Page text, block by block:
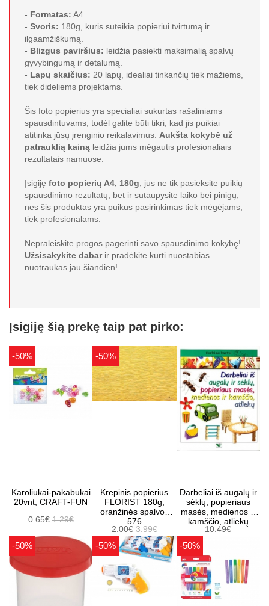
- Formatas: A4
- Svoris: 180g, kuris suteikia popieriui tvirtumą ir
ilgaamžiškumą.
- Blizgus paviršius: leidžia pasiekti maksimalią spalvų
gyvybingumą ir detalumą.
- Lapų skaičius: 20 lapų, idealiai tinkančių tiek mažiems,
tiek dideliems projektams.
Šis foto popierius yra specialiai sukurtas rašaliniams
spausdintuvams, todėl galite būti tikri, kad jis puikiai
atitinka jūsų įrenginio reikalavimus. Aukšta kokybė už
patrauklią kainą leidžia jums mėgautis profesionaliais
rezultatais namuose.
Įsigiję foto popierių A4, 180g , jūs ne tik pasieksite puikių
spausdinimo rezultatų, bet ir sutaupysite laiko bei pinigų,
nes šis produktas yra puikus pasirinkimas tiek mėgėjams,
tiek profesionalams.
Nepraleiskite progos pagerinti savo spausdinimo kokybę!
Užsisakykite dabarir pradėkite kurti nuostabias
nuotraukas jau šiandien!
Įsigiję šią prekę taip pat pirko:
-50%
Karoliukai-pakabukai
20vnt, CRAFT-FUN
0.65€1.29€
-50%
Krepinis popierius
FLORIST 180g,
oranžinės spalvos
576
2.00€ 3.99€
Darbeliai iš augalų ir
sėklų, popieriaus
masės, medienos ir
kamščio, atliekų
10.49€
-50% -50% -50%